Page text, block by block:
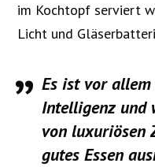
im Kochtopf serviert
Licht und
Es ist vor
Intelligenz und
von luxuriösen
gutes Essen